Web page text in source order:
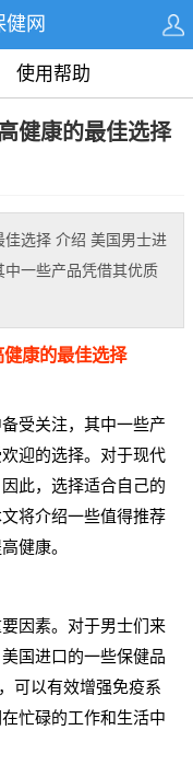
网
使用帮助
健康的最佳选择
选择 介绍 美国男士进
一些产品凭借其优质
康的最佳选择
受关注，其中一些产
迎的选择。对于现代
此，选择适合自己的
将介绍一些值得推荐
健康。
因素。对于男士们来
国进口的一些保健品
可以有效增强免疫系
忙碌的工作和生活中